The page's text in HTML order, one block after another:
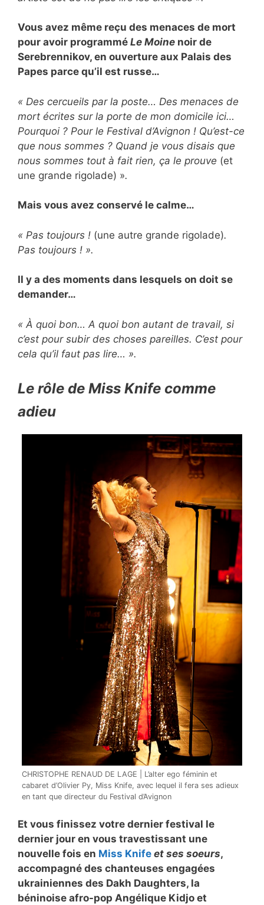
Vous avez même reçu des menaces de mort
pour avoir programmé Le Moine noir de
Serebrennikov, en ouverture aux Palais des
Papes parce qu’il est russe…
« Des cercueils par la poste… Des menaces de
mort écrites sur la porte de mon domicile ici…
Pourquoi ? Pour le Festival d’Avignon ! Qu’est-ce
que nous sommes ? Quand je vous disais que
nous sommes tout à fait rien, ça le prouve (et
une grande rigolade) ».
Mais vous avez conservé le calme…
« Pas toujours ! (une autre grande rigolade).
Pas toujours ! ».
Il y a des moments dans lesquels on doit se
demander…
« À quoi bon… A quoi bon autant de travail, si
c’est pour subir des choses pareilles. C’est pour
cela qu’il faut pas lire… ».
Le rôle de Miss Knife comme
adieu
CHRISTOPHE RENAUD DE LAGE | L’alter ego féminin et
cabaret d’Olivier Py, Miss Knife, avec lequel il fera ses adieux
en tant que directeur du Festival d’Avignon
Et vous finissez votre dernier festival le
dernier jour en vous travestissant une
nouvelle fois en Miss Knife et ses soeurs,
accompagné des chanteuses engagées
ukrainiennes des Dakh Daughters, la
béninoise afro-pop Angélique Kidjo et